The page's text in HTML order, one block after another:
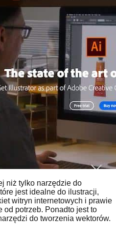
niż tylko narzędzie do
jest idealne do ilustracji,
witryn internetowych i prawie
od potrzeb. Ponadto jest to
do tworzenia wektorów.